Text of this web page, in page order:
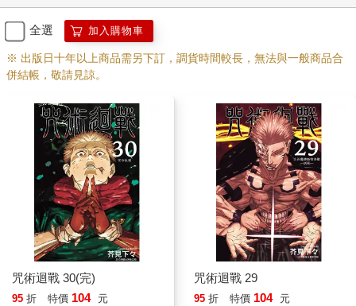
全選 加入購物車
※ 出版日十年以上商品需另下訂，調貨時間較長，無法與一般商品合
併結帳，敬請見諒。
咒術迴戰 30(完)
95 折 特價 104 元
咒術迴戰 29
95 折 特價 104 元